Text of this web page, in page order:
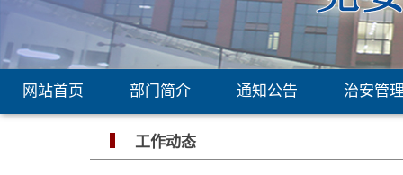
网站首页 部门简介 通知公告 治安管
工作动态